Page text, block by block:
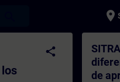
place
de
share
de